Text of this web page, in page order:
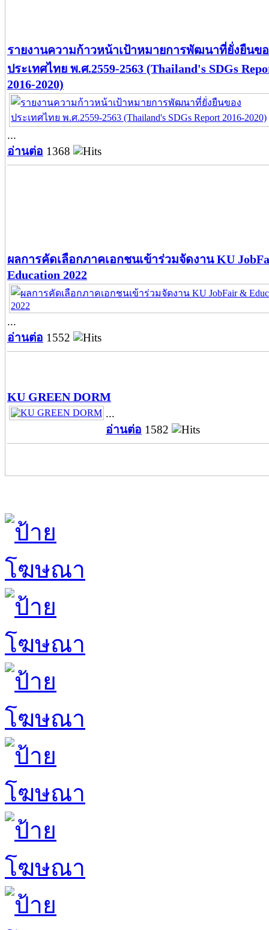
รายงานความก้าวหน้าเป้าหมายการพัฒนาที่ยั่งยืนข
ประเทศไทย พ.ศ.2559-2563 (Thailand's SDGs
2016-2020)
...
อ่านต่อ 1368
ผลการคัดเลือกภาคเอกชนเข้าร่วมจัดงาน KU
Education 2022
...
อ่านต่อ 1552
KU GREEN DORM
...
อ่านต่อ 1582